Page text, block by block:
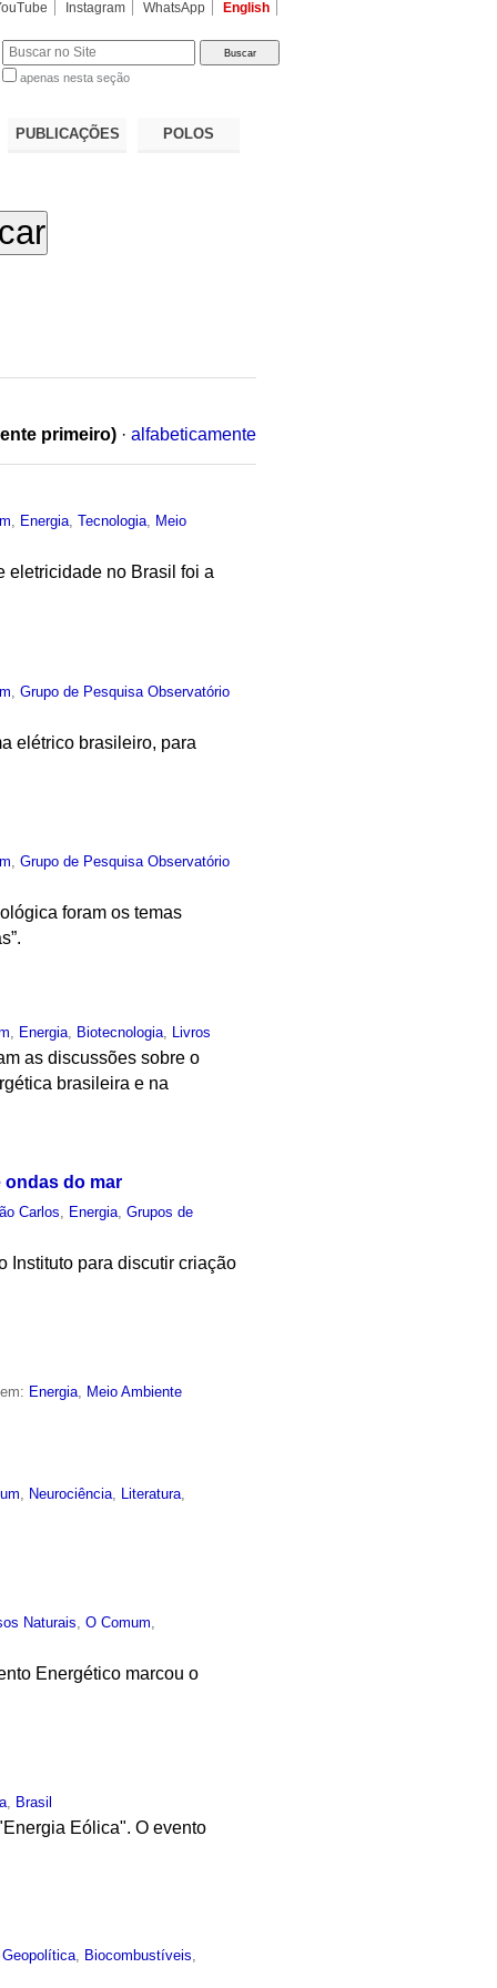
Instagram WhatsApp English
apenas nesta seção
PUBLICAÇÕES POLOS
primeiro) · alfabeticamente
Energia ,Tecnologia Meio
eletricidade no Brasil foi a
,Grupo de Pesquisa Observatório
elétrico brasileiro, para
,Grupo de Pesquisa Observatório
foram os temas
, Energia, Biotecnologia, Livros
as discussões sobre o
brasileira e na
ondas do mar
Carlos Energia ,Grupos de
Instituto para discutir criação
Energia Meio Ambiente
, Neurociência, Literatura,
Naturais ,O Comum
Energético marcou o
Brasil
Eólica". O evento
Geopolítica, Biocombustíveis,